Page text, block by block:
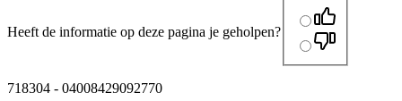
Heeft de informatie op deze pagina je geholpen?
718304 - 04008429092770